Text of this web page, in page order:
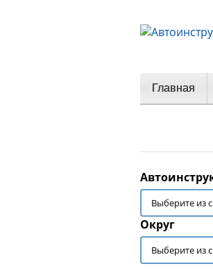
Главная
Округ